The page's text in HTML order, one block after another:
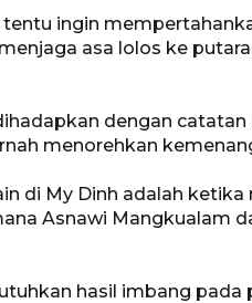
tentu ingin
asa lolos ke
dengan
menorehkan
di My Dinh adalah
Asnawi Mangkualam
hasil imbang pada